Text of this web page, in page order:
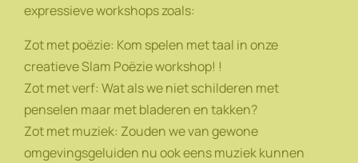
expressieve workshops zoals:
Zot met poëzie: Kom spelen met taal in onze
creatieve Slam Poëzie workshop! !
Zot met verf: Wat als we niet schilderen met
penselen maar met bladeren en takken?
Zot met muziek: Zouden we van gewone
omgevingsgeluiden nu ook eens muziek kunnen